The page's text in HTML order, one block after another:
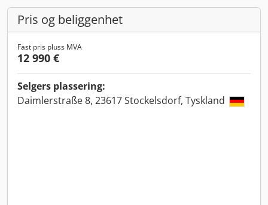
Pris og beliggenhet
Fast pris pluss MVA
12 990 €
Selgers plassering:
Daimlerstraße 8, 23617 Stockelsdorf, Tyskland